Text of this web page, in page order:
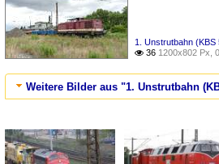
1. Unstrutbahn
 36 1200x802 Px,
Weitere Bilder aus "1. Unstrutbahn